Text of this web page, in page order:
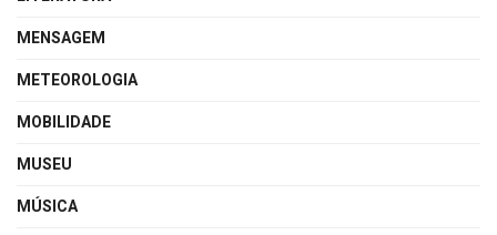
MENSAGEM
METEOROLOGIA
MOBILIDADE
MUSEU
MÚSICA